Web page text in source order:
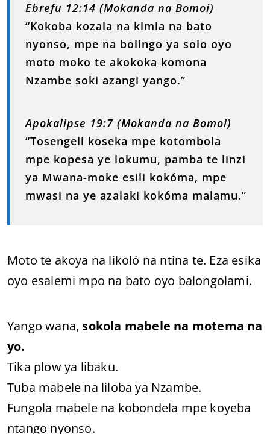
Ebrefu 12:14 (Mokanda na Bomoi)
“Kokoba kozala na kimia na bato
nyonso, mpe na bolingo ya solo oyo
moto moko te akokoka komona
Nzambe soki azangi yango.”
Apokalipse 19:7 (Mokanda na Bomoi)
“Tosengeli koseka mpe kotombola
mpe kopesa ye lokumu, pamba te linzi
ya Mwana-moke esili kokóma, mpe
mwasi na ye azalaki kokóma malamu.”
Moto te akoya na likoló na ntina te. Eza esika
oyo esalemi mpo na bato oyo balongolami.
Yango wana, sokola mabele na motema na
yo.
Tika plow ya libaku.
Tuba mabele na liloba ya Nzambe.
Fungola mabele na kobondela mpe koyeba
ntango nyonso.